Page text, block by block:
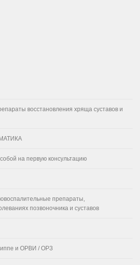
восстановления хряща суставов и
на первую консультацию
препараты,
позвоночника и суставов
и ОРВИ / ОРЗ